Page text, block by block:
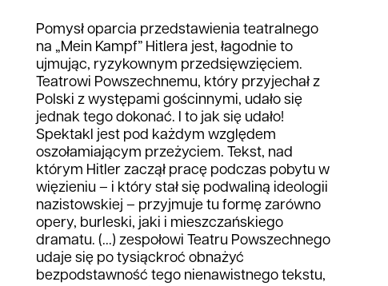
Pomysł oparcia przedstawienia teatralnego
na „Mein Kampf” Hitlera jest, łagodnie to
ujmując, ryzykownym przedsięwzięciem.
Teatrowi Powszechnemu, który przyjechał z
Polski z występami gościnnymi, udało się
jednak tego dokonać. I to jak się udało!
Spektakl jest pod każdym względem
oszołamiającym przeżyciem. Tekst, nad
którym Hitler zaczął pracę podczas pobytu w
więzieniu – i który stał się podwaliną ideologii
nazistowskiej – przyjmuje tu formę zarówno
opery, burleski, jaki i mieszczańskiego
dramatu. (...) zespołowi Teatru Powszechnego
udaje się po tysiąckroć obnażyć
bezpodstawność tego nienawistnego tekstu,